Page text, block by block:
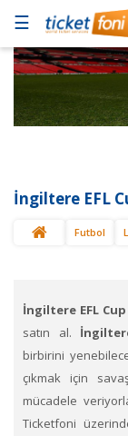
☰
Futbol
Basketbol
Mekanlar
Diğer
SAT
İngiltere EFL
Futbol
İngiltere EFL
satın al.
birbirini
çıkmak için
mücadele
Ticketfoni